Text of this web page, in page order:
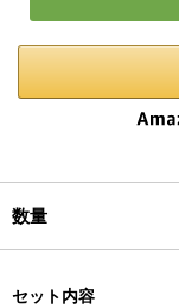
数量
セット内容